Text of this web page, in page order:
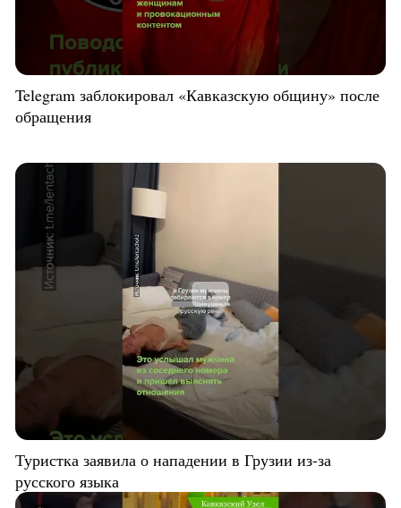
Telegram заблокировал «Кавказскую общину» после
обращения
Туристка заявила о нападении в Грузии из-за
русского языка